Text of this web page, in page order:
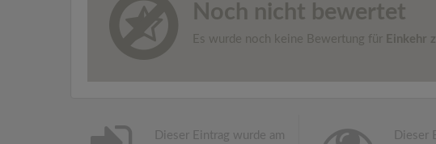
Noch nicht bewertet
Es wurde noch keine Bewertung für Einkehr
Dieser Eintrag wurde am
Dieser